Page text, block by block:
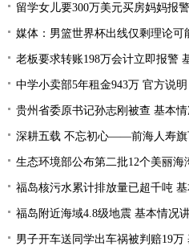
留学女儿要300万美元买房妈妈报
媒体：男篮世界杯出线仅剩理论可
老板要求转账198万会计立即报警
中学小卖部5年租金943万 官方说
贵州省委原书记孙志刚被查 基本
深耕五载 不忘初心——前海人寿旗
生态环境部公布第二批12个美丽海
福岛核污水累计排放量已超千吨
福岛附近海域4.8级地震 基本情况
男子开车送同学出车祸被判赔19万